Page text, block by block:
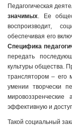
Педагогическая
значимых. Ее
воспроизводит,
обеспечивая его
Специфика
передать
культуры общества.
транслятором – его
умении творчески
мировоззренческие
эффективную и
Такой социальный